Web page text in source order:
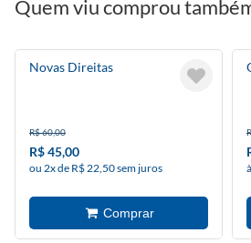
Quem viu comprou
Novas Direitas
R$ 60,00
R$ 45,00
ou 2x de R$ 22,50 sem juros